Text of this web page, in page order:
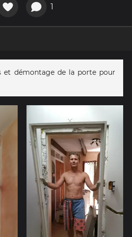
1
et démontage de la porte pour